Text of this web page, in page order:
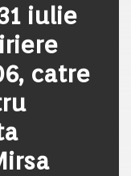
iulie
catre